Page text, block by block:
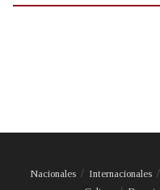
Nacionales Internacionales